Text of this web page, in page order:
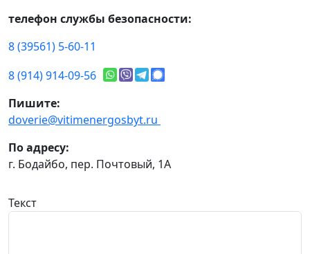
телефон службы безопасности:
8 (39561) 5-60-11
8 (914) 914-09-56
Пишите:
doverie@vitimenergosbyt.ru
По адресу:
г. Бодайбо, пер. Почтовый, 1А
Текст